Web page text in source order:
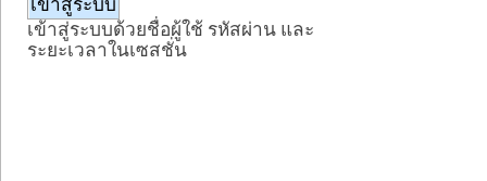
เข้าสู่ระบบด้วยชื่อผู้ใช้ รหัสผ่าน และ
ระยะเวลาในเซสชั่น